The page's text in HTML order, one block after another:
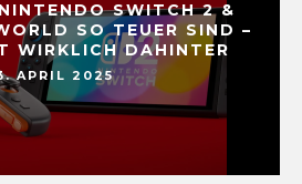
SWITCH 2 &
SO TEUER SIND –
WIRKLICH DAHINTER
APRIL 2025